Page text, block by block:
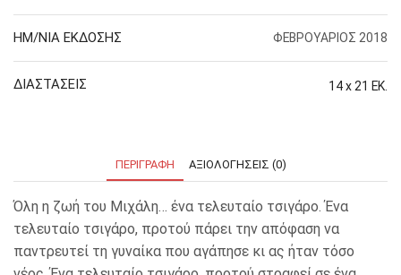
ΗΜ/ΝΙΑ ΕΚΔΟΣΗΣ ΦΕΒΡΟΥΑΡΙΟΣ 2018
ΔΙΑΣΤΑΣΕΙΣ 14 x 21 ΕΚ.
ΠΕΡΙΓΡΑΦΉ ΑΞΙΟΛΟΓΉΣΕΙΣ (0)
Όλη η ζωή του Μιχάλη… ένα τελευταίο τσιγάρο. Ένα
τελευταίο τσιγάρο, προτού πάρει την απόφαση να
παντρευτεί τη γυναίκα που αγάπησε κι ας ήταν τόσο